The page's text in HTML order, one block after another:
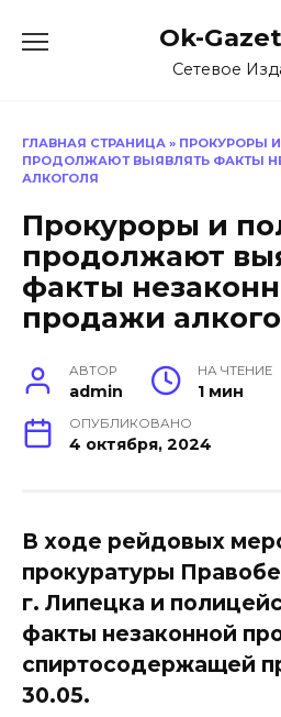
Ok-
Сетевое
ГЛАВНАЯ СТРАНИЦА » ПРОКУРОРЫ
ПРОДОЛЖАЮТ ВЫЯВЛЯТЬ ФАКТЫ
АЛКОГОЛЯ
Прокуроры и
продолжают
факты
продажи
АВТОР
admin
НА ЧТЕНИЕ
1 мин
ОПУБЛИКОВАНО
4 октября, 2024
В ходе рейдовых
прокуратуры
г. Липецка и
факты незаконной
спиртосодержащей
30.05.